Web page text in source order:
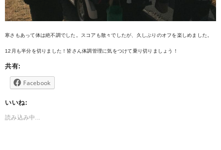
寒さもあって体は絶不調でした。スコアも散々でしたが、久しぶりのオフを楽しめました。
12月も半分を切りました！皆さん体調管理に気をつけて乗り切りましょう！
共有:
Facebook
いいね:
読み込み中...